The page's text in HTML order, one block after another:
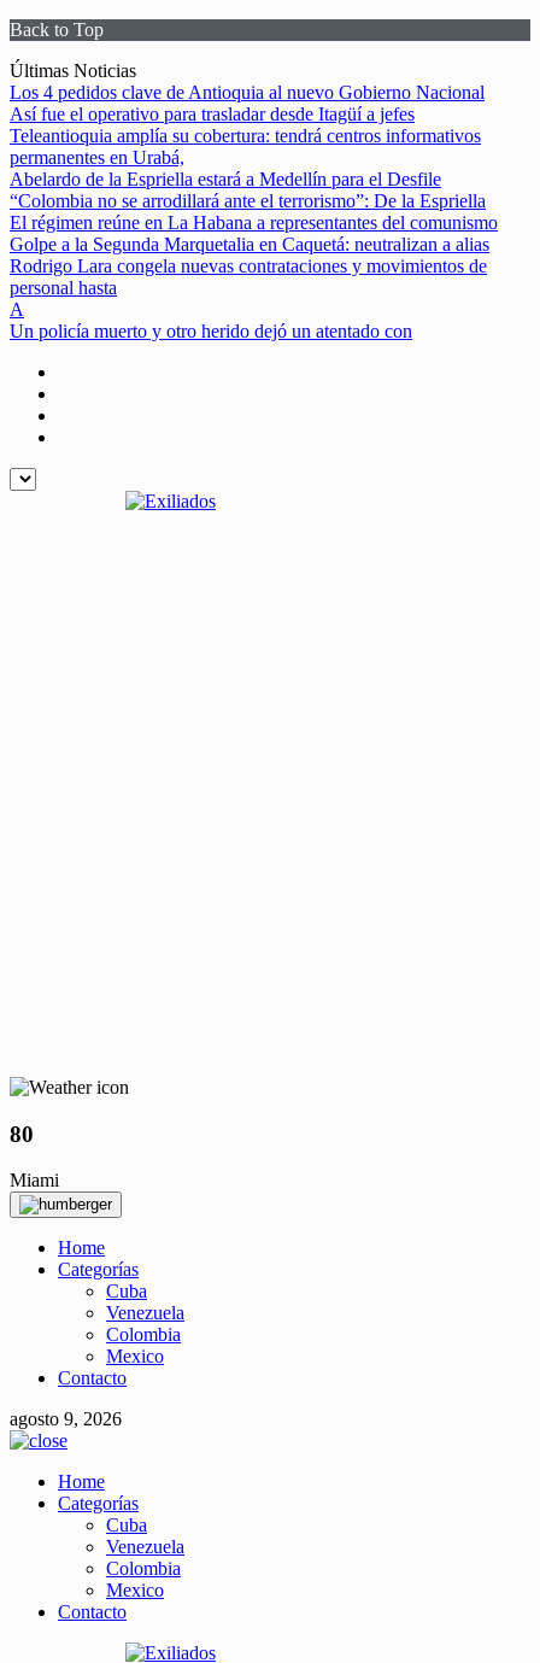
Back to Top
Skip
to
content
Últimas Noticias
Los 4 pedidos clave de Antioquia al nuevo Gobierno Nacional
Así fue el operativo para trasladar desde Itagüí a jefes
Teleantioquia amplía su cobertura: tendrá centros informativos
permanentes en Urabá,
Abelardo de la Espriella estará a Medellín para el Desfile
“Colombia no se arrodillará ante el terrorismo”: De la Espriella
El régimen reúne en La Habana a representantes del comunismo
Golpe a la Segunda Marquetalia en Caquetá: neutralizan a alias
Rodrigo Lara congela nuevas contrataciones y movimientos de
personal hasta
A
Un policía muerto y otro herido dejó un atentado con
80
Miami
Home
Categorías
Cuba
Venezuela
Colombia
Mexico
Contacto
agosto 9, 2026
Home
Categorías
Cuba
Venezuela
Colombia
Mexico
Contacto